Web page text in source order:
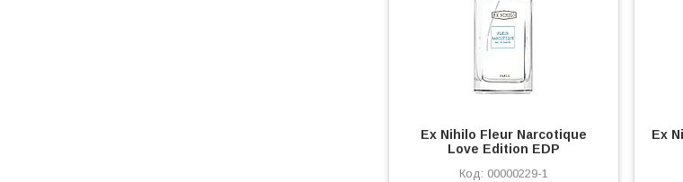
Ex Nihilo Fleur Narcotique
Love Edition EDP
00000229-1
Ex